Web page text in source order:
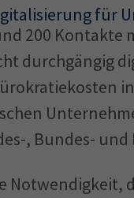
für
200 Kontakte
durchgängig
, Bundes- und
Notwendigkeit,